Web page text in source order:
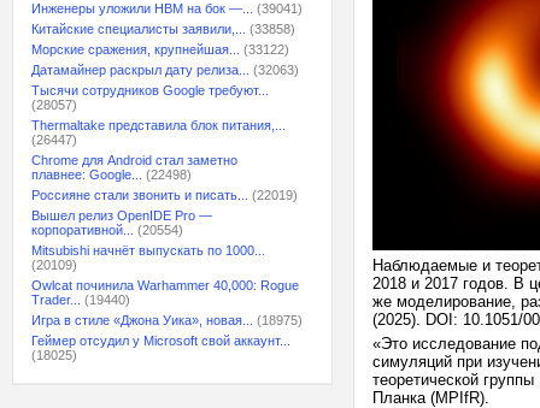
Инженеры уложили HBM на бок —...
(39041)
Китайские специалисты заявили,...
(33858)
Морские сражения, крупнейшая...
(33122)
Датамайнер раскрыл дату релиза...
(32063)
Тысячи сотрудников Google требуют...
(28057)
Thermaltake представила блок питания,...
(26447)
Chrome для Android стал заметно
плавнее: Google...
(22498)
Россияне стали звонить и писать...
(22019)
Вышел релиз OpenIDE Pro —
корпоративной...
(20554)
Mitsubishi начнёт выпускать по 1000...
(20109)
Owlcat починила Warhammer 40,000: Rogue
Trader...
(19440)
Игра в стиле «Джона Уика», новая...
(18975)
Геймер отсудил у Microsoft свой аккаунт...
(18025)
Наблюдаемые и
2018 и 2017 годов. В
же моделирование,
(2025). DOI: 10.1051/
«Это исследование
симуляций при
теоретической
Планка (MPIfR).